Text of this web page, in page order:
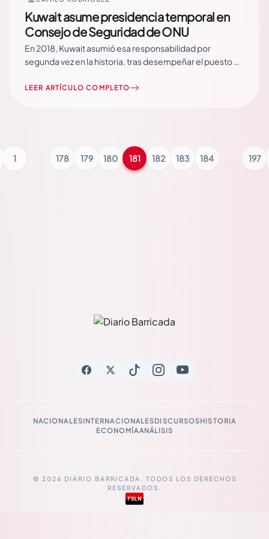
Kuwait asume presidencia temporal en
Consejo de Seguridad de ONU
En 2018, Kuwait asumió esa responsabilidad por
segunda vez en la historia, tras desempeñar el puesto en
situación en Palestina. Kuwait ejerce la Presidencia pro
LEER ARTÍCULO COMPLETO
1 178 179 180 181 182 183 184 197
NACIONALESINTERNACIONALESDISCURSOSHISTORIA
ECONOMÍA ANÁLISIS
© 2026 DIARIO BARRICADA. TODOS LOS DERECHOS
RESERVADOS.